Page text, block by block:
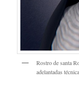
Rostro de santa
adelantadas